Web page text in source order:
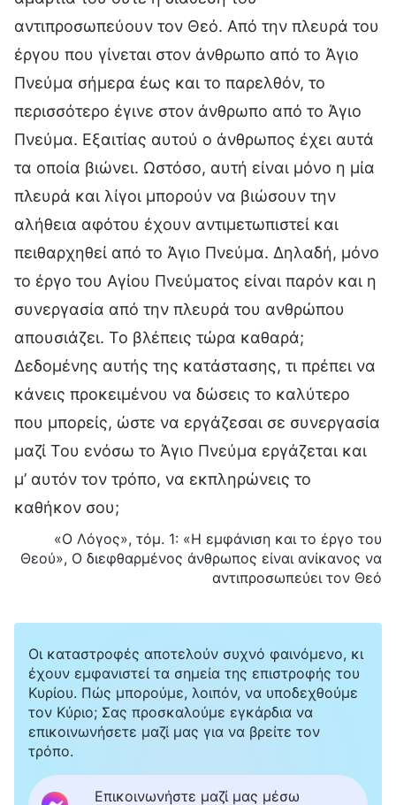
αντιπροσωπεύουν τον Θεό. Από την πλευρά του
έργου που γίνεται στον άνθρωπο από το Άγιο
Πνεύμα σήμερα έως και το παρελθόν, το
περισσότερο έγινε στον άνθρωπο από το Άγιο
Πνεύμα. Εξαιτίας αυτού ο άνθρωπος έχει αυτά
τα οποία βιώνει. Ωστόσο, αυτή είναι μόνο η μία
πλευρά και λίγοι μπορούν να βιώσουν την
αλήθεια αφότου έχουν αντιμετωπιστεί και
πειθαρχηθεί από το Άγιο Πνεύμα. Δηλαδή, μόνο
το έργο του Αγίου Πνεύματος είναι παρόν και η
συνεργασία από την πλευρά του ανθρώπου
απουσιάζει. Το βλέπεις τώρα καθαρά;
Δεδομένης αυτής της κατάστασης, τι πρέπει να
κάνεις προκειμένου να δώσεις το καλύτερο
που μπορείς, ώστε να εργάζεσαι σε συνεργασία
μαζί Του ενόσω το Άγιο Πνεύμα εργάζεται και
μ’ αυτόν τον τρόπο, να εκπληρώνεις το
καθήκον σου;
«Ο Λόγος», τόμ. 1: «Η εμφάνιση και το έργο του
Θεού», Ο διεφθαρμένος άνθρωπος είναι ανίκανος να
αντιπροσωπεύει τον Θεό
Οι καταστροφές αποτελούν συχνό φαινόμενο, κι
έχουν εμφανιστεί τα σημεία της επιστροφής του
Κυρίου. Πώς μπορούμε, λοιπόν, να υποδεχθούμε
τον Κύριο; Σας προσκαλούμε εγκάρδια να
επικοινωνήσετε μαζί μας για να βρείτε τον
τρόπο.
Επικοινωνήστε μαζί μας μέσω